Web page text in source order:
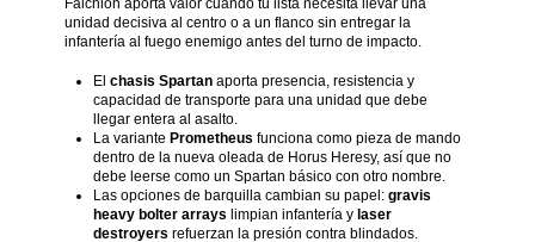
Falchion aporta valor cuando tu lista necesita llevar una
unidad decisiva al centro o a un flanco sin entregar la
infantería al fuego enemigo antes del turno de impacto.
El chasis Spartanaporta presencia, resistencia y
capacidad de transporte para una unidad que debe
llegar entera al asalto.
La variante Prometheus funciona como pieza de mando
dentro de la nueva oleada de Horus Heresy, así que no
debe leerse como un Spartan básico con otro nombre.
Las opciones de barquilla cambian su papel: gravis
heavy bolter arrays limpian infantería y laser
destroyers refuerzan la presión contra blindados.